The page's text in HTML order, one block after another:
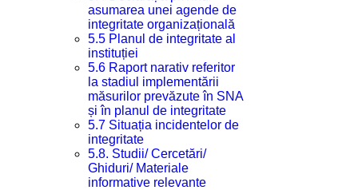
asumarea unei agende de
integritate organizațională
5.5 Planul de integritate al
instituției
5.6 Raport narativ referitor
la stadiul implementării
măsurilor prevăzute în SNA
și în planul de integritate
5.7 Situația incidentelor de
integritate
5.8. Studii/ Cercetări/
Ghiduri/ Materiale
informative relevante